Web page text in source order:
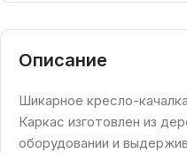
Описание
Шикарное кресло-
Каркас изготовлен из
оборудовании и